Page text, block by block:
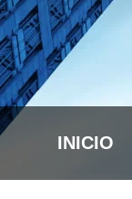
INICIO